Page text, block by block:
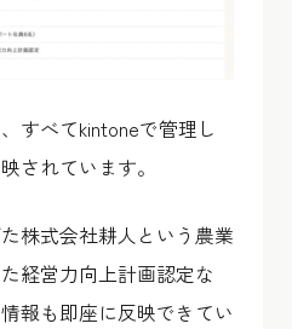
すべてkintoneで管理し
されています。
株式会社耕人という農業
経営力向上計画認定な
報も即座に反映できてい